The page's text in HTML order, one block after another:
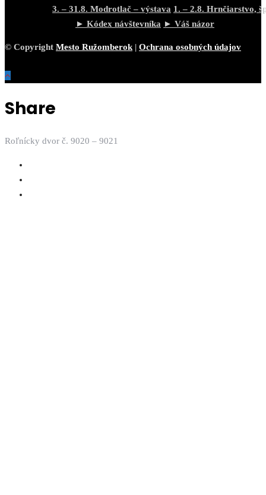
3. – 31.8. Modrotlač – výstava 1. – 2.8. Hrnčiarstvo,
► Kódex návštevníka ► Váš názor
© Copyright Mesto Ružomberok | Ochrana osobných údajov
Share
Roľnícky dvor č. 9020 – 9021